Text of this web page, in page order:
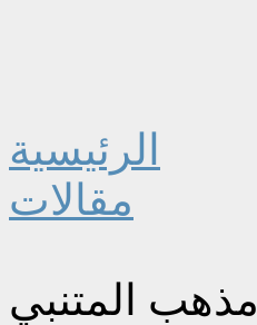
الرئيسية
مقالات
مذهب المتنبي